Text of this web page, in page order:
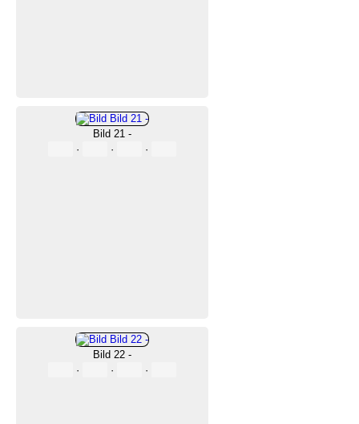
Bild 21 -
·
· ·
Bild 22 -
·
· ·